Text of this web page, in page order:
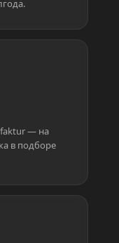
— на
в подборе